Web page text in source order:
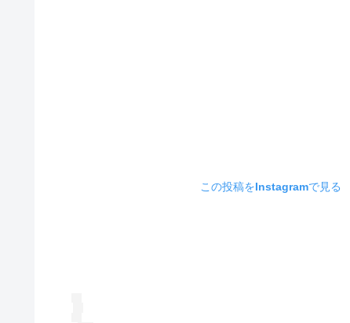
この投稿をInstagramで見る